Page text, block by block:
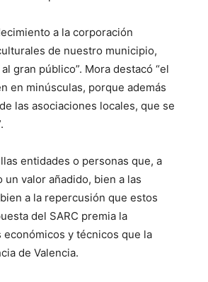
a la corporación
de nuestro municipio,
gran público”. Mora destacó “el
en minúsculas, porque además
las asociaciones locales, que se
entidades o personas que, a
valor añadido, bien a las
a la repercusión que estos
del SARC premia la
y técnicos que la
de Valencia.